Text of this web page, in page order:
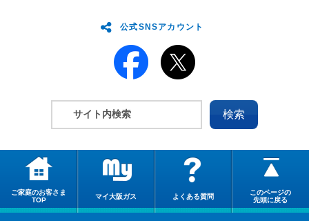
公式SNSアカウント
ご家庭のお客さま
TOP
マイ大阪ガス よくある質問
このページの
先頭に戻る